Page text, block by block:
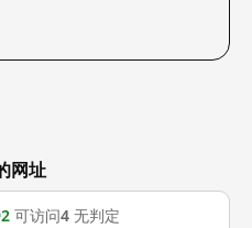
网址
可访问4 无判定